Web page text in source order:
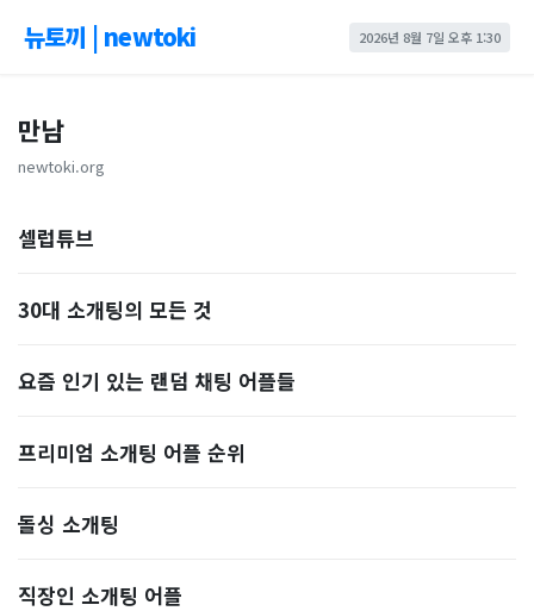
뉴토끼 | newtoki 2026년 8월 7일 오후 1:30
만남
newtoki.org
셀럽튜브
30대 소개팅의 모든 것
요즘 인기 있는 랜덤 채팅 어플들
프리미엄 소개팅 어플 순위
돌싱 소개팅
직장인 소개팅 어플